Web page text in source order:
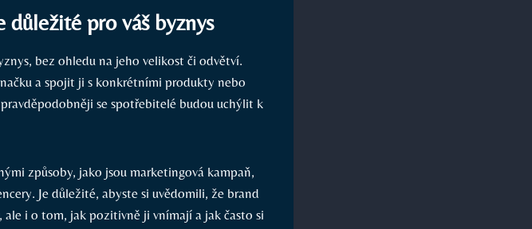
důležité pro váš byznys
bez ohledu na jeho velikost či odvětví.
a spojit ji s konkrétními produkty nebo
se spotřebitelé budou uchýlit k
způsoby, jako jsou marketingová kampaň,
Je důležité, abyste si uvědomili, že brand
i o tom, jak pozitivně ji vnímají a jak často si